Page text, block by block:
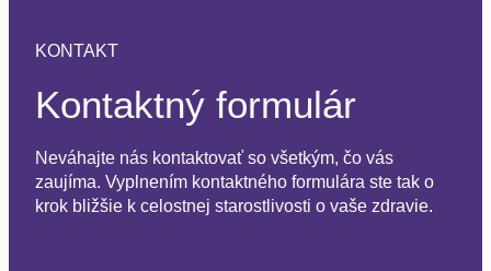
KONTAKT
Kontaktný formulár
Neváhajte nás kontaktovať so všetkým, čo vás
zaujíma. Vyplnením kontaktného formulára ste tak o
krok bližšie k celostnej starostlivosti o vaše zdravie.